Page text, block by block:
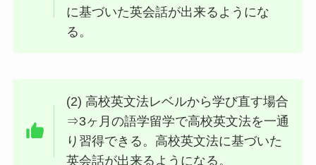
に基づいた英会話が出来るようにな
る。
(2) 高校英文法レベルから学び直す場合
⇒3ヶ月の語学留学で高校英文法を一通
り習得できる。高校英文法に基づいた
英会話が出来るようになる。